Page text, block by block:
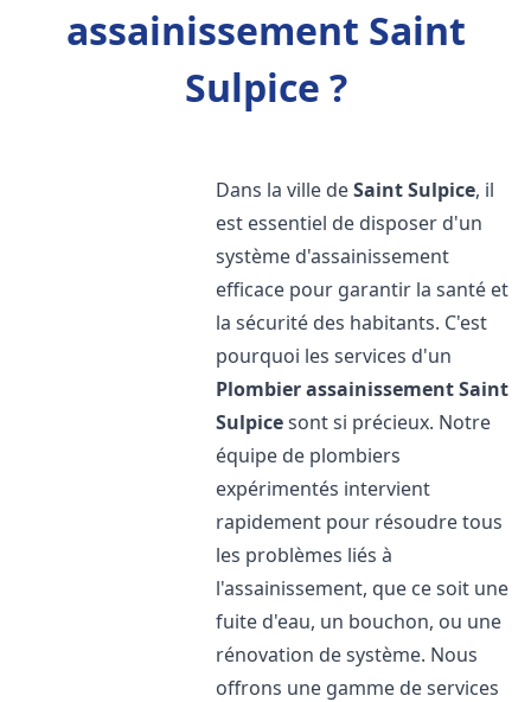
assainissement Saint
Sulpice ?
Dans la ville deSaint Sulpice, il
est essentiel de disposer d'un
système d'assainissement
efficace pour garantir la santé et
la sécurité des habitants. C'est
pourquoi les services d'un
Plombier assainissementSaint
Sulpicesont si précieux. Notre
équipe de plombiers
expérimentés intervient
rapidement pour résoudre tous
les problèmes liés à
l'assainissement, que ce soit une
fuite d'eau, un bouchon, ou une
rénovation de système. Nous
offrons une gamme de services